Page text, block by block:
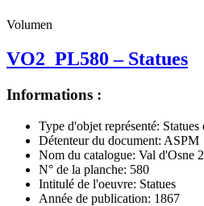
Volumen
VO2_PL580 – Statues
Informations :
Type d'objet représenté: Statues
Détenteur du document: ASPM
Nom du catalogue: Val d'Osne 2
N° de la planche: 580
Intitulé de l'oeuvre: Statues
Année de publication: 1867